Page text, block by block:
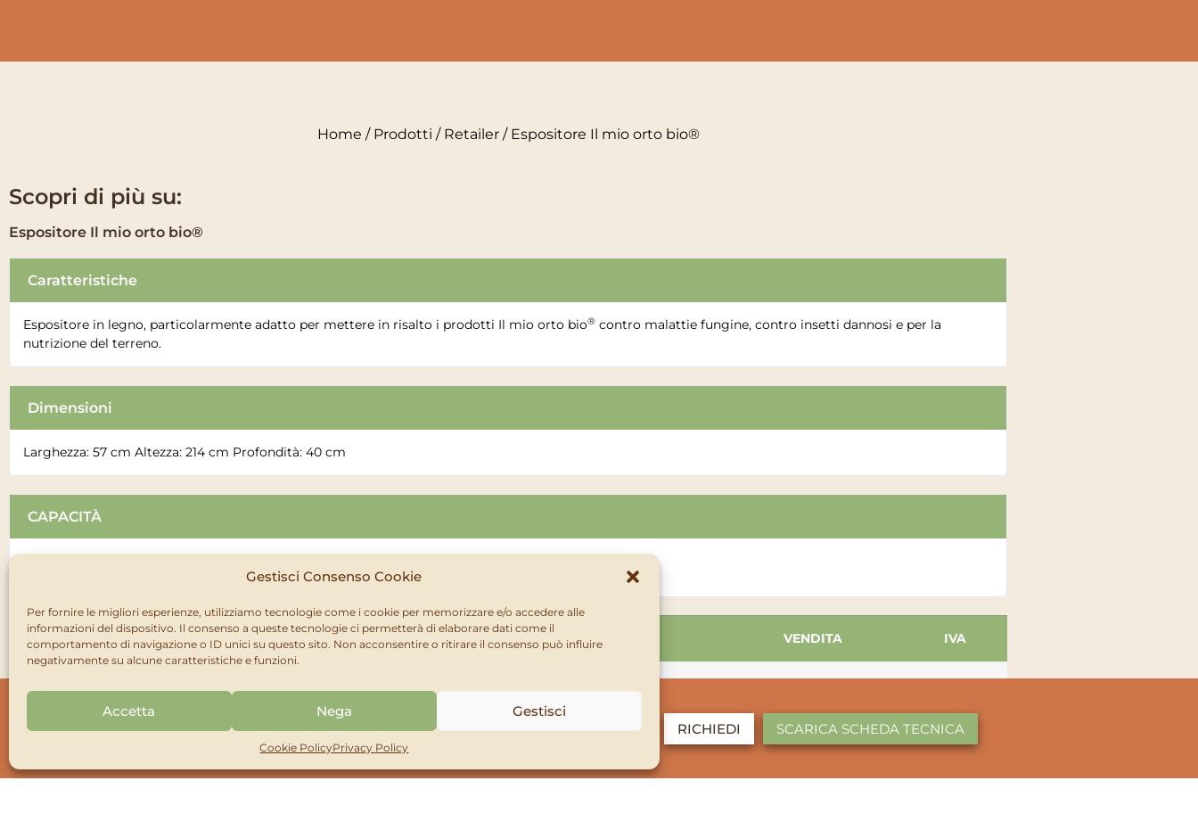
Gestisci Consenso Cookie
Per fornire le migliori esperienze, utilizziamo tecnologie come i cookie per memorizzare e/o accedere alle
informazioni del dispositivo. Il consenso a queste tecnologie ci permetterà di elaborare dati come il
comportamento di navigazione o ID unici su questo sito. Non acconsentire o ritirare il consenso può influire
negativamente su alcune caratteristiche e funzioni.
Accetta Nega Gestisci
Cookie PolicyPrivacy Policy
Espositore Il mio orto bio®
Da terra non precaricato montato
RICHIEDI SCARICA SCHEDA TECNICA
Home / Prodotti / Retailer/ Espositore Il mio orto bio®
Scopri di più su:
Espositore Il mio orto bio®
Caratteristiche
Espositore in legno, particolarmente adatto per mettere in risalto i prodotti Il mio orto bio® contro malattie fungine, contro insetti dannosi e per la
nutrizione del terreno.
Dimensioni
Larghezza: 57 cm Altezza: 214 cm Profondità: 40 cm
CAPACITÀ
COD. ART CONFEZIONE PZ/CARTONE VENDITA IVA